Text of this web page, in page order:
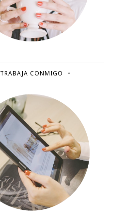
TRABAJA CONMIGO